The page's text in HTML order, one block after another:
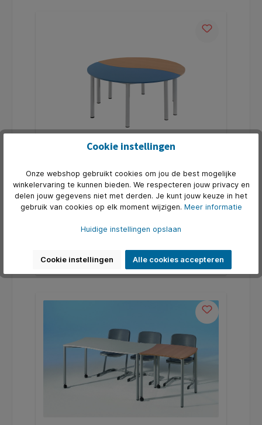
"SoooRounD" Basic II halfronde tafel, in
Onze "SoooRounD" Basic II tafel (halfronde golftafel)
is perfect voor uw lounge of bibliotheek. De tafel
wordt gekenmerkt door zijn verscheidenheid aan
combinaties bij het samenstellen. Holle en bolle
zijden passen als puzzelstukjes in elkaar. Het frame
van 60 mm. Traploos in hoogte verstelbaar van 58-
72 cm. De 19 mm dikke gemelamineerde spaanplaat
De randkleuren kunnen op aanvraag afzonderlijk
worden gekozen. Ze zijn bijzonder gemakkelijk
schoon te maken en kunnen natuurlijk met een
vochtige doek worden afgeveegd.
Art. Nr.: CON-WI168HRH
€ 675,88*
In de winkelmand
Cookie instellingen
Onze webshop gebruikt cookies om jou de best mogelijke
winkelervaring te kunnen bieden. We respecteren jouw privacy en
delen jouw gegevens niet met derden. Je kunt jouw keuze in het
gebruik van cookies op elk moment wijzigen. Meer informatie
Huidige instellingen opslaan
Cookie instellingen Alle cookies accepteren